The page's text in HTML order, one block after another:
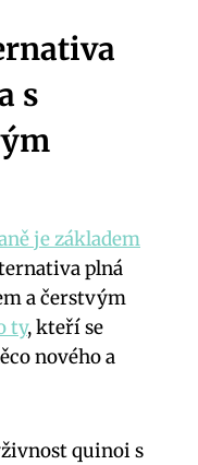
s
je základem
plná
a čerstvým
ty, kteří se
nového a
quinoi s